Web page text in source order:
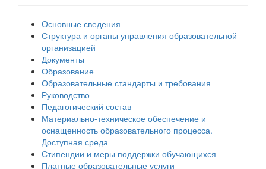
Основные сведения
Структура и органы управления образовательной
организацией
Документы
Образование
Образовательные стандарты и требования
Руководство
Педагогический состав
Материально-техническое обеспечение и
оснащенность образовательного процесса.
Доступная среда
Стипендии и меры поддержки обучающихся
Платные образовательные услуги